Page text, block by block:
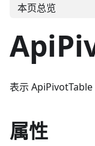
本页总览
表示 ApiPivotTable
属性